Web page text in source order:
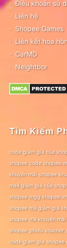
Điều khoản sử
Liên hệ
Shopee Games
Liên kết hoa
CarMD
Neightbor
Tìm Kiếm
code giảm giá của
shopee code
khuyến mãi shopee
maã giảm giá của
shopee mgg shopee.vn
shopee mã giảm giá
shopee mã khuyến
shopee phiếu voucher
code giam gia shopee